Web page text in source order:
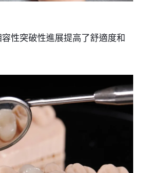
性突破性進展提高了舒適度和